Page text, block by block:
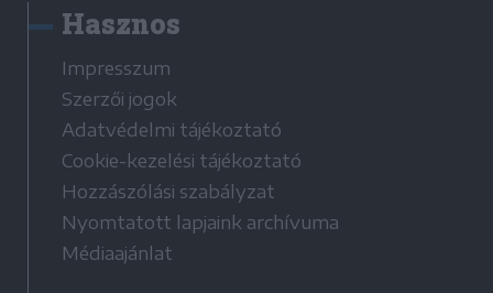
Hasznos
Impresszum
Szerzői jogok
Adatvédelmi tájékoztató
Cookie-kezelési tájékoztató
Hozzászólási szabályzat
Nyomtatott lapjaink archívuma
Médiaajánlat